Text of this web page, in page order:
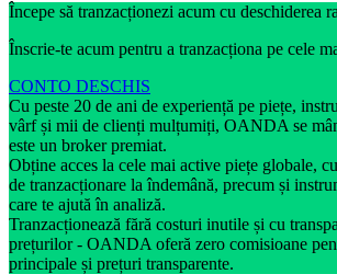
Începe să tranzacționezi acum cu deschiderea
Înscrie-te acum pentru a tranzacționa pe cele
CONTO DESCHIS
Cu peste 20 de ani de experiență pe piețe,
vârf și mii de clienți mulțumiți, OANDA se
este un broker premiat.
Obține acces la cele mai active piețe globale,
de tranzacționare la îndemână, precum și
care te ajută în analiză.
Tranzacționează fără costuri inutile și cu
prețurilor - OANDA oferă zero comisioane
principale și prețuri transparente.